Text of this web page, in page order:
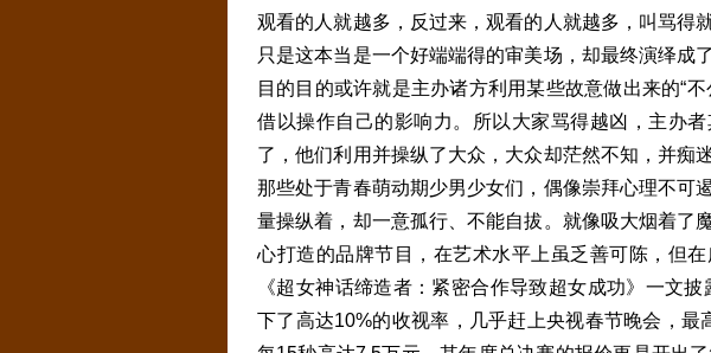
观看的人就越多，反过来，观看的人就越多，叫骂得
只是这本当是一个好端端得的审美场，却最终演绎成
目的目的或许就是主办诸方利用某些故意做出来的“
借以操作自己的影响力。所以大家骂得越凶，主办
了，他们利用并操纵了大众，大众却茫然不知，并痴
那些处于青春萌动期少男少女们，偶像崇拜心理不可
量操纵着，却一意孤行、不能自拔。就像吸大烟着了
心打造的品牌节目，在艺术水平上虽乏善可陈，但
《超女神话缔造者：紧密合作导致超女成功》一文披
下了高达10%的收视率，几乎赶上央视春节晚会，